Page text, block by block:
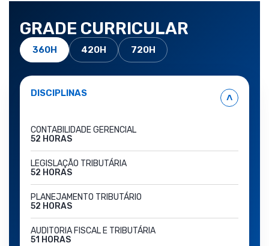
GRADE CURRICULAR
360H 420H 720H
DISCIPLINAS ˄
CONTABILIDADE GERENCIAL
52 HORAS
LEGISLAÇÃO TRIBUTÁRIA
52 HORAS
PLANEJAMENTO TRIBUTÁRIO
52 HORAS
AUDITORIA FISCAL E TRIBUTÁRIA
51 HORAS